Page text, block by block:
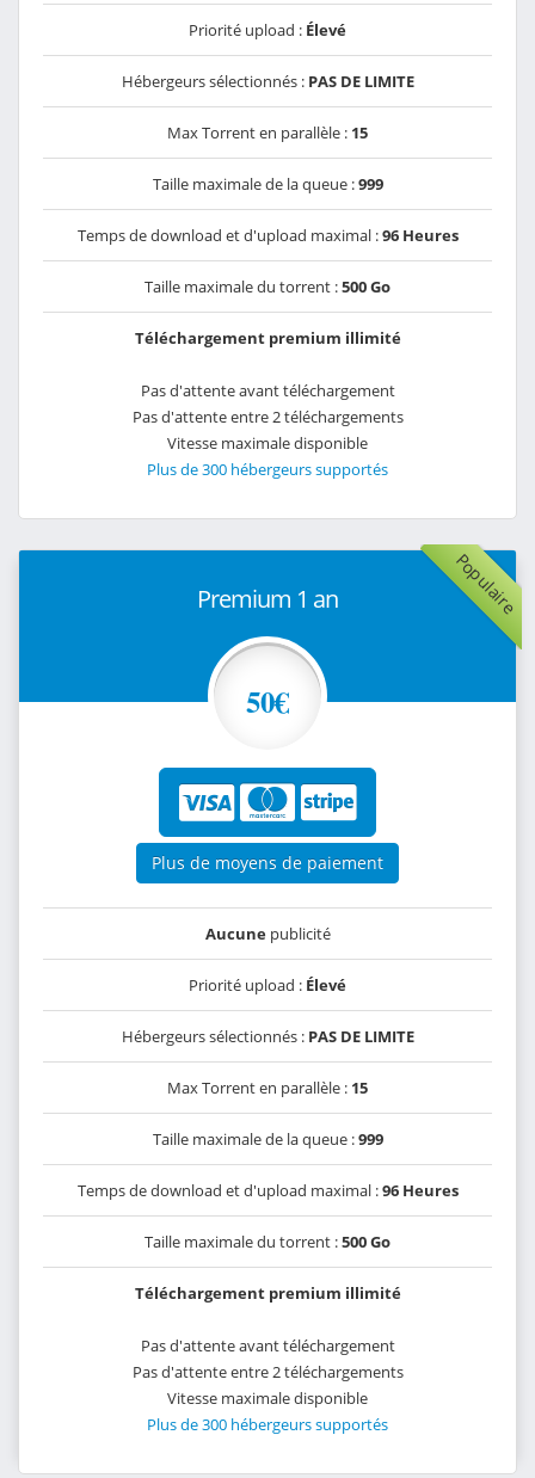
Priorité upload : Élevé
Hébergeurs sélectionnés : PAS DE LIMITE
Max Torrent en parallèle : 15
Taille maximale de la queue :999
Temps de download et d'upload maximal :96 Heures
Taille maximale du torrent :500 Go
Téléchargement premium illimité
Pas d'attente avant téléchargement
Pas d'attente entre 2 téléchargements
Vitesse maximale disponible
Plus de 300 hébergeurs supportés
Populaire
Premium 1 an
50€
Plus de moyens de paiement
Aucunepublicité
Priorité upload : Élevé
Hébergeurs sélectionnés : PAS DE LIMITE
Max Torrent en parallèle : 15
Taille maximale de la queue :999
Temps de download et d'upload maximal :96 Heures
Taille maximale du torrent :500 Go
Téléchargement premium illimité
Pas d'attente avant téléchargement
Pas d'attente entre 2 téléchargements
Vitesse maximale disponible
Plus de 300 hébergeurs supportés